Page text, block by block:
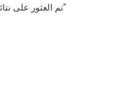
1 تم العثور على نتائج لـ "مفصلة باب خزانة قاعدة الطائرة"